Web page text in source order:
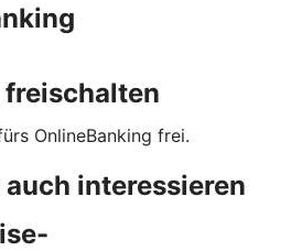
OnlineBanking frei.
auch interessieren